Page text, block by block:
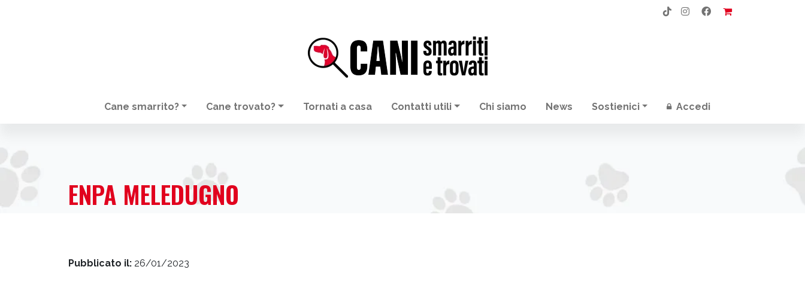
NAVIGAZIONE PRINCIPALE
Cane smarrito? Cane trovato? Tornati a casa Contatti utili Chi siamo News Sostienici Accedi
ENPA MELEDUGNO
Pubblicato il: 26/01/2023